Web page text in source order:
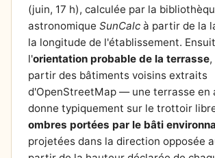
(juin, 17 h), calculée par la
astronomique SunCalc à partir de la
la longitude de l'établissement.
l'orientation probable de la terrasse
partir des bâtiments voisins extraits
d'OpenStreetMap — une terrasse en
donne typiquement sur le trottoir
ombres portées par le bâti
projetées dans la direction opposée